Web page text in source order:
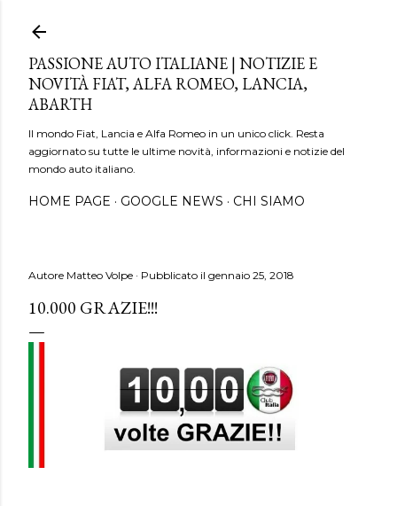
PASSIONE AUTO ITALIANE | NOTIZIE E
NOVITÀ FIAT, ALFA ROMEO, LANCIA,
ABARTH
Il mondo Fiat, Lancia e Alfa Romeo in un unico click. Resta
aggiornato su tutte le ultime novità, informazioni e notizie del
mondo auto italiano.
HOME PAGE GOOGLE NEWS CHI SIAMO
Autore Matteo Volpe Pubblicato il gennaio 25, 2018
10.000 GRAZIE!!!